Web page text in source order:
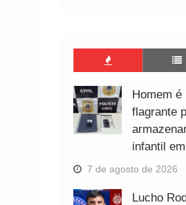
Homem é
flagrante
infantil
7 de agosto de 2026
Lucho